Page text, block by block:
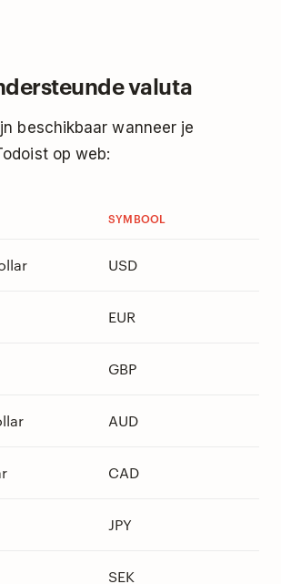
valuta
beschikbaar wanneer je
op web:
SYMBOOL
USD
EUR
GBP
AUD
CAD
JPY
SEK